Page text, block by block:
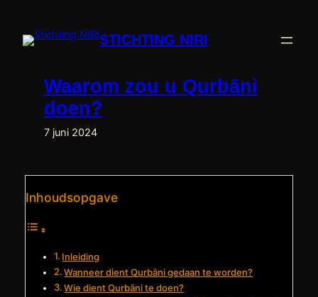
STICHTING NIRI
Waarom zou u Qurbāni
doen?
7 juni 2024
Inhoudsopgave
Inleiding
Wanneer dient Qurbāni gedaan te worden?
Wie dient Qurbāni te doen?